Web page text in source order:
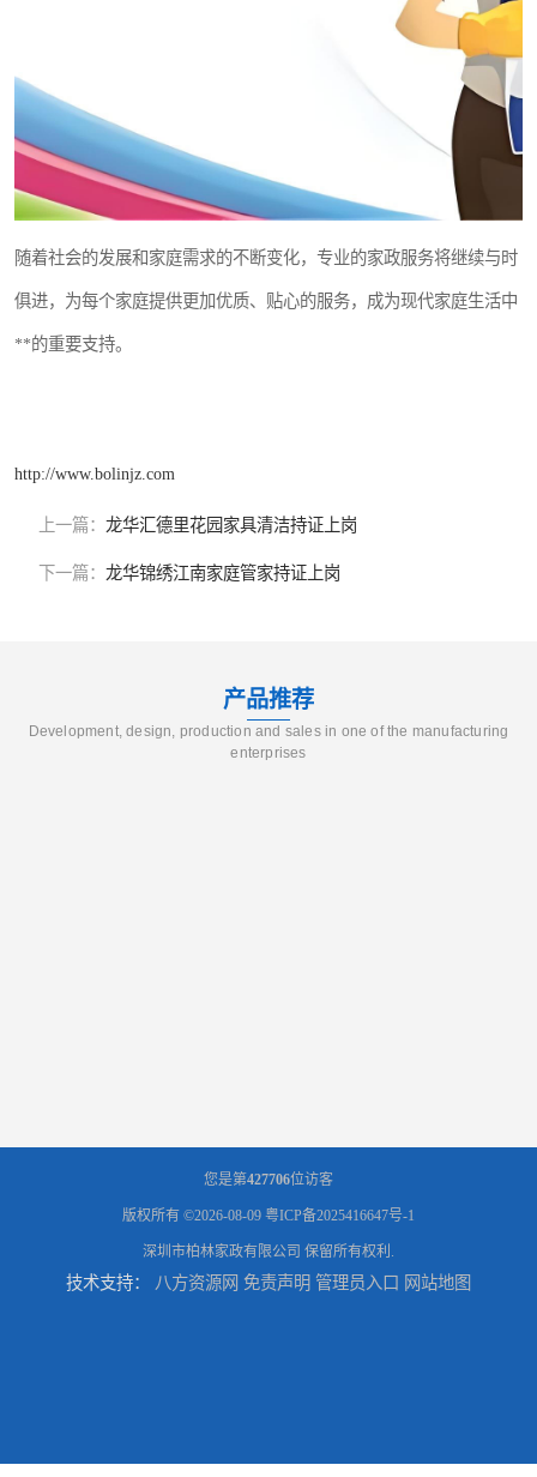
随着社会的发展和家庭需求的不断变化，专业的家政服务将继续与时
俱进，为每个家庭提供更加优质、贴心的服务，成为现代家庭生活中
**的重要支持。
http://www.bolinjz.com
上一篇： 龙华汇德里花园家具清洁持证上岗
下一篇： 龙华锦绣江南家庭管家持证上岗
产品推荐
Development, design, production and sales in one of the manufacturing
enterprises
您是第427706位访客
版权所有 ©2026-08-09 粤ICP备2025416647号-1
深圳市柏林家政有限公司 保留所有权利.
技术支持： 八方资源网 免责声明 管理员入口 网站地图